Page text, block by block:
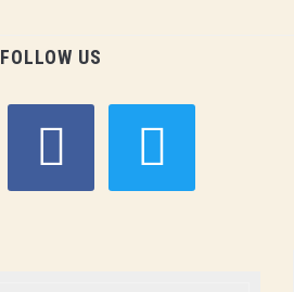
FOLLOW US